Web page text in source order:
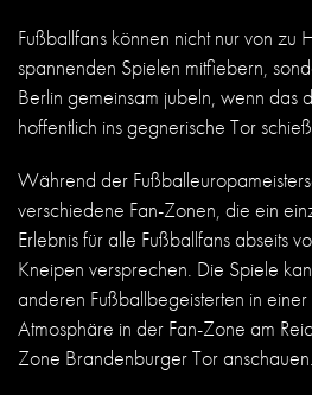
Fußballfans können nicht nur von zu
spannenden Spielen mitfiebern,
Berlin gemeinsam jubeln, wenn das
hoffentlich ins gegnerische Tor
Während der
verschiedene Fan-Zonen, die ein
Erlebnis für alle Fußballfans abseits
Kneipen versprechen. Die Spiele
anderen Fußballbegeisterten in
Atmosphäre in der Fan-Zone am
Zone Brandenburger Tor anschauen.